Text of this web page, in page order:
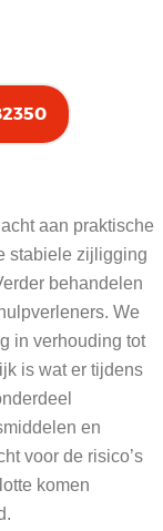
aan praktische
stabiele zijligging
behandelen
We
in verhouding tot
is wat er tijdens
en
voor de risico’s
komen